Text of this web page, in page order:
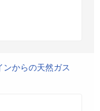
からの天然ガス